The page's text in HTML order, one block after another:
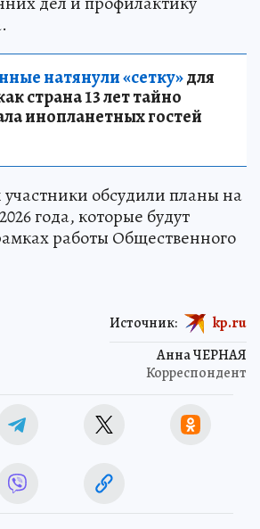
натянули «сетку»для
страна 13 лет тайно
инопланетных гостей
участники обсудили планы на
года, которые будут
работы Общественного
Анна ЧЕРНАЯ
Корреспондент
Источник: kp.ru